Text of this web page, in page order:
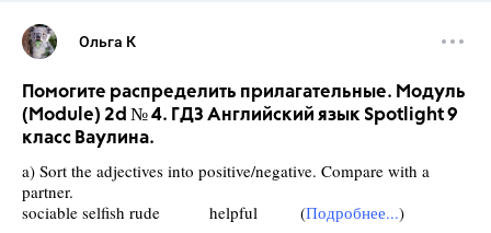
Ольга К
Помогите распределить прилагательные. Модуль
(Module) 2d № 4. ГДЗ Английский язык Spotlight 9
класс Ваулина.
a) Sort the adjectives into positive/negative. Compare with a
partner.
sociable selfish rude helpful (Подробнее...)